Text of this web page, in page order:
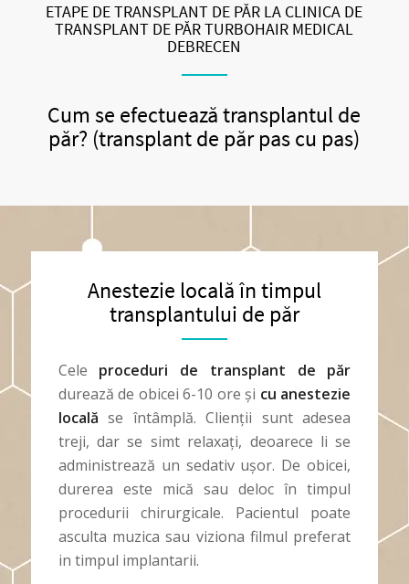
ETAPE DE TRANSPLANT DE PĂR LA CLINICA DE
TRANSPLANT DE PĂR TURBOHAIR MEDICAL
DEBRECEN
Cum se efectuează transplantul de
păr? (transplant de păr pas cu pas)
Anestezie locală în timpul
transplantului de păr
Cele proceduri de transplant de păr
durează de obicei 6-10 ore și cu anestezie
locală se întâmplă. Clienții sunt adesea
treji, dar se simt relaxați, deoarece li se
administrează un sedativ ușor. De obicei,
durerea este mică sau deloc în timpul
procedurii chirurgicale. Pacientul poate
asculta muzica sau viziona filmul preferat
in timpul implantarii.